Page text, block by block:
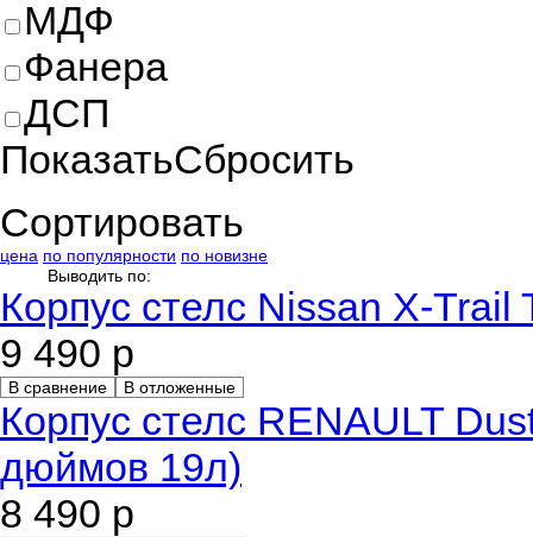
МДФ
Фанера
ДСП
ПоказатьСбросить
Сортировать
цена по популярности по новизне
Выводить по:
Корпус стелс Nissan X-
9 490 р
В сравнение В отложенные
Корпус стелс RENAULT
дюймов 19л)
8 490 р